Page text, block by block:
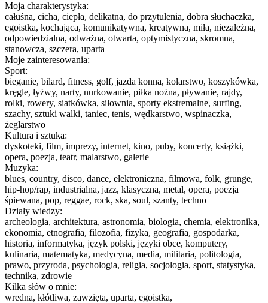
Moja charakterystyka:
całuśna, cicha, ciepła, delikatna, do przytulenia, dobra słuchaczka,
egoistka, kochająca, komunikatywna, kreatywna, miła, niezależna,
odpowiedzialna, odważna, otwarta, optymistyczna, skromna,
stanowcza, szczera, uparta
Moje zainteresowania:
Sport:
bieganie, bilard, fitness, golf, jazda konna, kolarstwo, koszykówka,
kręgle, łyżwy, narty, nurkowanie, piłka nożna, pływanie, rajdy,
rolki, rowery, siatkówka, siłownia, sporty ekstremalne, surfing,
szachy, sztuki walki, taniec, tenis, wędkarstwo, wspinaczka,
żeglarstwo
Kultura i sztuka:
dyskoteki, film, imprezy, internet, kino, puby, koncerty, książki,
opera, poezja, teatr, malarstwo, galerie
Muzyka:
blues, country, disco, dance, elektroniczna, filmowa, folk, grunge,
hip-hop/rap, industrialna, jazz, klasyczna, metal, opera, poezja
śpiewana, pop, reggae, rock, ska, soul, szanty, techno
Działy wiedzy:
archeologia, architektura, astronomia, biologia, chemia, elektronika,
ekonomia, etnografia, filozofia, fizyka, geografia, gospodarka,
historia, informatyka, język polski, języki obce, komputery,
kulinaria, matematyka, medycyna, media, militaria, politologia,
prawo, przyroda, psychologia, religia, socjologia, sport, statystyka,
technika, zdrowie
Kilka słów o mnie:
wredna, kłótliwa, zawzięta, uparta, egoistka,